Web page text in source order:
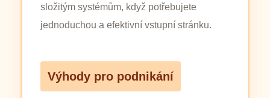
složitým systémům, když potřebujete
jednoduchou a efektivní vstupní stránku.
Výhody pro podnikání